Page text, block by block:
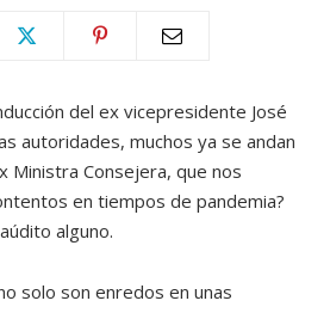
del ex vicepresidente José
autoridades, muchos ya se andan
Ministra Consejera, que nos
en tiempos de pandemia?
alguno.
solo son enredos en unas